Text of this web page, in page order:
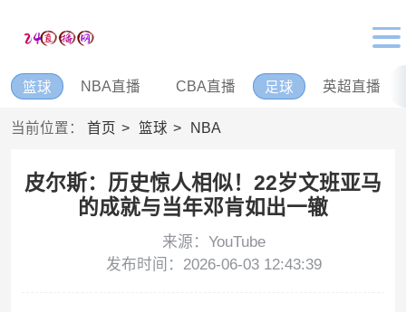
篮球 NBA直播 CBA直播 足球 英超直播
当前位置： 首页 篮球 NBA
皮尔斯：历史惊人相似！22岁文班亚马
的成就与当年邓肯如出一辙
来源：YouTube
发布时间：2026-06-03 12:43:39